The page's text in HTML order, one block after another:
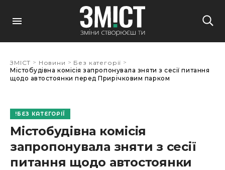
ЗМІСТ > Новини > Без категорії >
Містобудівна комісія запропонувала зняти з сесії питання
щодо автостоянки перед Прирічковим парком
БЕЗ КАТЕГОРІЇ
Містобудівна комісія
запропонувала зняти з сесії
питання щодо автостоянки